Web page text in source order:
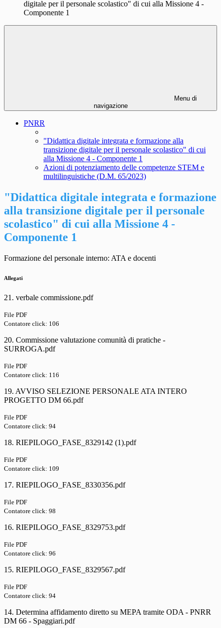
digitale per il personale scolastico" di cui alla Missione 4 -
Componente 1
Menu di
navigazione
PNRR
"Didattica digitale integrata e formazione alla
transizione digitale per il personale scolastico" di cui
alla Missione 4 - Componente 1
Azioni di potenziamento delle competenze STEM e
multilinguistiche (D.M. 65/2023)
"Didattica digitale integrata e formazione
alla transizione digitale per il personale
scolastico" di cui alla Missione 4 -
Componente 1
Formazione del personale interno: ATA e docenti
Allegati
21. verbale commissione.pdf
File PDF
Contatore click: 106
20. Commissione valutazione comunità di pratiche -
SURROGA.pdf
File PDF
Contatore click: 116
19. AVVISO SELEZIONE PERSONALE ATA INTERO
PROGETTO DM 66.pdf
File PDF
Contatore click: 94
18. RIEPILOGO_FASE_8329142 (1).pdf
File PDF
Contatore click: 109
17. RIEPILOGO_FASE_8330356.pdf
File PDF
Contatore click: 98
16. RIEPILOGO_FASE_8329753.pdf
File PDF
Contatore click: 96
15. RIEPILOGO_FASE_8329567.pdf
File PDF
Contatore click: 94
14. Determina affidamento diretto su MEPA tramite ODA - PNRR
DM 66 - Spaggiari.pdf